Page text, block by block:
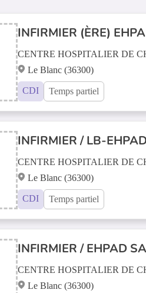
INFIRMIER (ÈRE)
CENTRE HOSPITALIER DE
Le Blanc (36300)
CDI Temps partiel
INFIRMIER / LB-
CENTRE HOSPITALIER DE
Le Blanc (36300)
CDI Temps partiel
INFIRMIER / EHPAD
CENTRE HOSPITALIER DE
Le Blanc (36300)